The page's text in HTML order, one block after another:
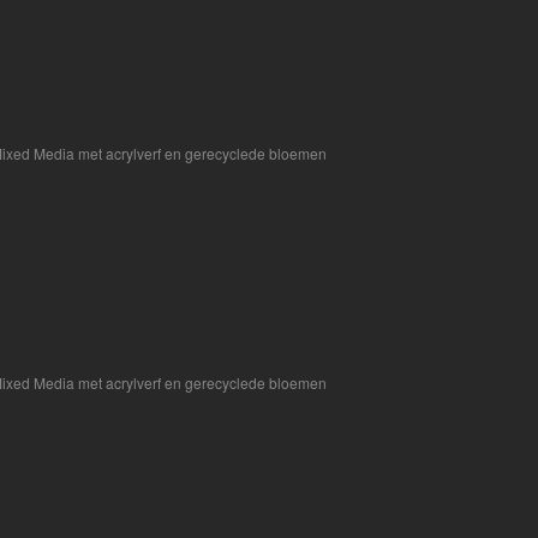
Media met acrylverf en gerecyclede bloemen
Media met acrylverf en gerecyclede bloemen